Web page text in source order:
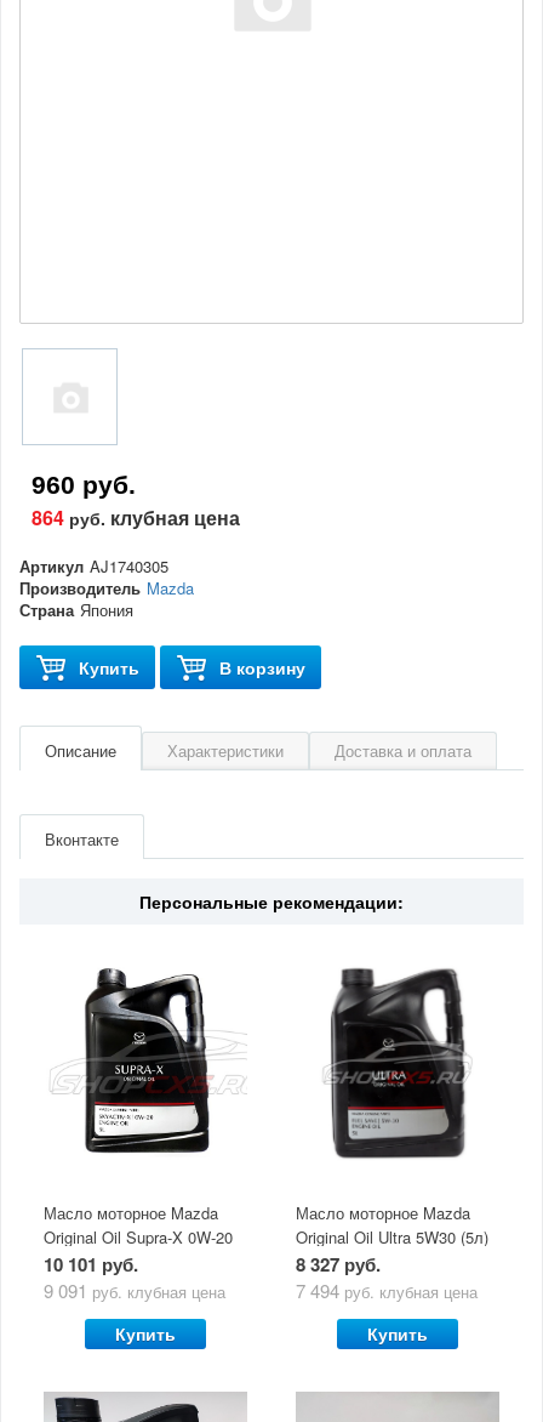
960 руб.
864 руб. клубная цена
Артикул AJ1740305
Производитель Mazda
Страна Япония
Купить В корзину
Описание Характеристики Доставка и оплата
Страна Япония
Вконтакте
Персональные рекомендации:
Масло моторное Mazda
Original Oil Supra-X 0W-20
(5 л)
10 101 руб.
9 091 руб. клубная цена
Купить
Масло моторное Mazda
Original Oil Ultra 5W30 (5л)
8 327 руб.
7 494 руб. клубная цена
Купить